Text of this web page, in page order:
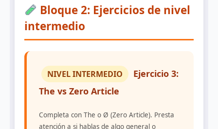
Bloque 2: Ejercicios de nivel
intermedio
NIVEL INTERMEDIO
Ejercicio 3:
The vs Zero Article
Completa con The o Ø (Zero Article). Presta
atención a si hablas de algo general o